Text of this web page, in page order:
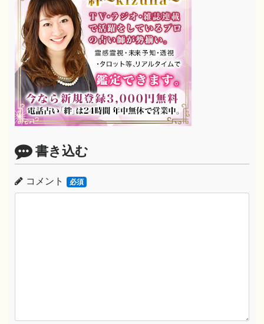
書き込む
コメント 必須